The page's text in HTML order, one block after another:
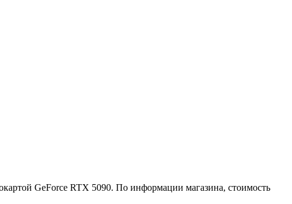
GeForce RTX 5090. По информации магазина, стоимость